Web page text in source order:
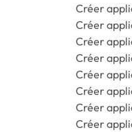
Créer
Créer
Créer
Créer
Créer
Créer
Créer
Créer